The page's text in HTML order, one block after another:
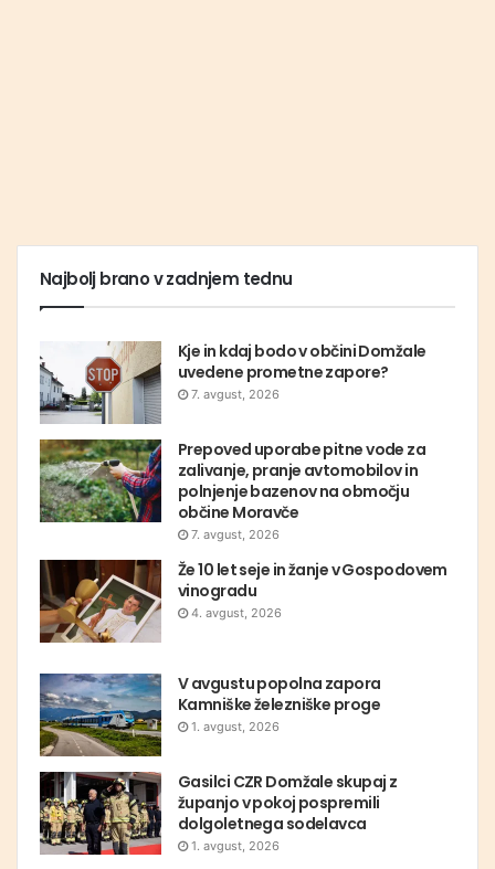
Najbolj brano v zadnjem tednu
Kje in kdaj bodo v občini Domžale
uvedene prometne zapore?
7. avgust, 2026
Prepoved uporabe pitne vode za
zalivanje, pranje avtomobilov in
polnjenje bazenov na območju
občine Moravče
7. avgust, 2026
Že 10 let seje in žanje v Gospodovem
vinogradu
4. avgust, 2026
V avgustu popolna zapora
Kamniške železniške proge
1. avgust, 2026
Gasilci CZR Domžale skupaj z
županjo v pokoj pospremili
dolgoletnega sodelavca
1. avgust, 2026